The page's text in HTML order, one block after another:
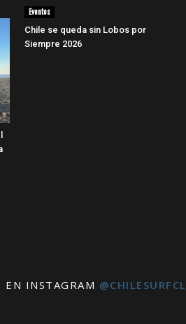
Eventos
Chile se queda sin Lobos por
Siempre 2026
EN INSTAGRAM @CHILESURFCL